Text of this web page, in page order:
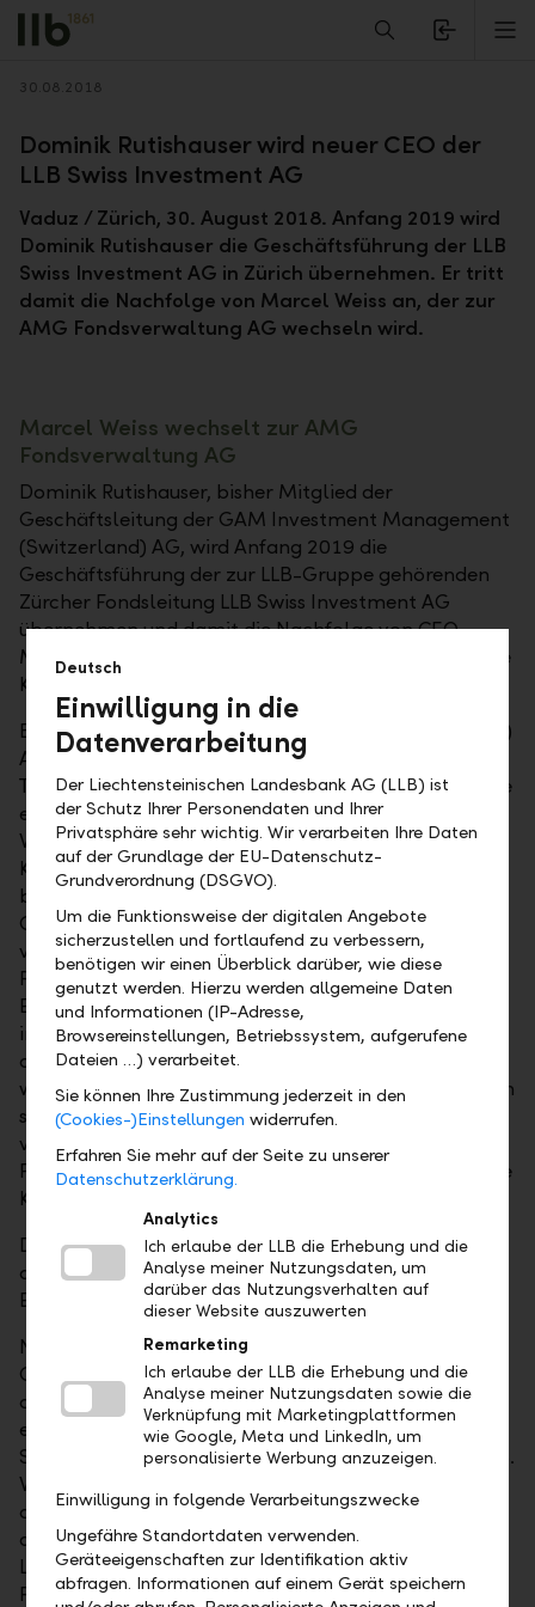
Alerts.Headline
Zurück
30.08.2018
Dominik Rutishauser wird neuer CEO der
LLB Swiss Investment AG
Vaduz / Zürich, 30. August 2018. Anfang 2019 wird
Dominik Rutishauser die Geschäftsführung der LLB
Swiss Investment AG in Zürich übernehmen. Er tritt
damit die Nachfolge von Marcel Weiss an, der zur
AMG Fondsverwaltung AG wechseln wird.
Marcel Weiss wechselt zur AMG
Fondsverwaltung AG
Dominik Rutishauser, bisher Mitglied der
Geschäftsleitung der GAM Investment Management
(Switzerland) AG, wird Anfang 2019 die
Geschäftsführung der zur LLB-Gruppe gehörenden
Zürcher Fondsleitung LLB Swiss Investment AG
übernehmen und damit die Nachfolge von CEO
Marcel Weiss antreten. Marcel Weiss wechselt auf die
Kundenseite zur AMG Fondsverwaltung AG.
Bei der GAM Investment Management (Switzerland)
AG leitete Dominik Rutishauser ein Client Directors
Team im Bereich Private Label Funds. Seit 2009 hatte
er in diesem Segment wesentlich zur
Weiterentwicklung und zum Ausbau der
Kundendienstleistungen und des Kundenbuchs
beigetragen. Vor drei Jahren wurde er in die
Geschäftsleitung des Unternehmens berufen. Heute
verantwortet er einen massgeblichen Teil des
Private-Label-Kundenbuchs. Seine umfassenden
Erfahrungen im Fonds- und Verbriefungsgeschäft für
institutionelle Kunden gewann Dominik Rutishauser
ab 1999 bei der UBS, bei Julius Bär und Swiss Re. Er
war dort als Fachexperte und in leitenden Funktionen
sowohl für rechtliche und regulatorische Prozesse
verantwortlich als auch für die
Produktstrukturierung, die Marktentwicklung und die
Kundenbetreuung.
Dominik Rutishauser studierte Rechtwissenschaften
an der Universität Fribourg und verfügt über einen
Executive MBA der Universität von Strathclyde, UK.
Natalie Epp, Leiterin Institutional Clients der LLB-
Gruppe, kommentiert: "Ich danke Marcel Weiss für
die ausgezeichnete Zusammenarbeit bei der
erfolgreichen Akquisition und Integration der LLB
Swiss Investment AG in die LLB-Gruppe Anfang 2018.
Wir freuen uns, ihn künftig zu unseren Kunden und
damit weiterhin zu unseren Botschaftern zählen zu
dürfen. Mit Dominik Rutishauser gewinnen wir für die
LLB Swiss Investment AG eine äusserst profilierte
Persönlichkeit. Er bringt sowohl strategisches
Deutsch
Einwilligung in die
Datenverarbeitung
Der Liechtensteinischen Landesbank AG (LLB) ist
der Schutz Ihrer Personendaten und Ihrer
Privatsphäre sehr wichtig. Wir verarbeiten Ihre Daten
auf der Grundlage der EU-Datenschutz-
Grundverordnung (DSGVO).
Um die Funktionsweise der digitalen Angebote
sicherzustellen und fortlaufend zu verbessern,
benötigen wir einen Überblick darüber, wie diese
genutzt werden. Hierzu werden allgemeine Daten
und Informationen (IP-Adresse,
Browsereinstellungen, Betriebssystem, aufgerufene
Dateien …) verarbeitet.
Sie können Ihre Zustimmung jederzeit in den
(Cookies-)Einstellungen widerrufen.
Erfahren Sie mehr auf der Seite zu unserer
Datenschutzerklärung.
Analytics
Ich erlaube der LLB die Erhebung und die
Analyse meiner Nutzungsdaten, um
darüber das Nutzungsverhalten auf
dieser Website auszuwerten
Remarketing
Ich erlaube der LLB die Erhebung und die
Analyse meiner Nutzungsdaten sowie die
Verknüpfung mit Marketingplattformen
wie Google, Meta und LinkedIn, um
personalisierte Werbung anzuzeigen.
Einwilligung in folgende Verarbeitungszwecke
Ungefähre Standortdaten verwenden.
Geräteeigenschaften zur Identifikation aktiv
abfragen. Informationen auf einem Gerät speichern